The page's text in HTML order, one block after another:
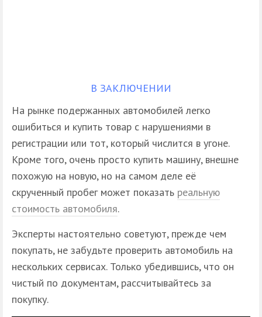
В ЗАКЛЮЧЕНИИ
На рынке подержанных автомобилей легко
ошибиться и купить товар с нарушениями в
регистрации или тот, который числится в угоне.
Кроме того, очень просто купить машину, внешне
похожую на новую, но на самом деле её
скрученный пробег может показать реальную
стоимость автомобиля.
Эксперты настоятельно советуют, прежде чем
покупать, не забудьте проверить автомобиль на
нескольких сервисах. Только убедившись, что он
чистый по документам, рассчитывайтесь за
покупку.